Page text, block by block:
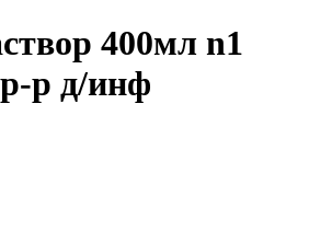
400мл n1
р д/инф